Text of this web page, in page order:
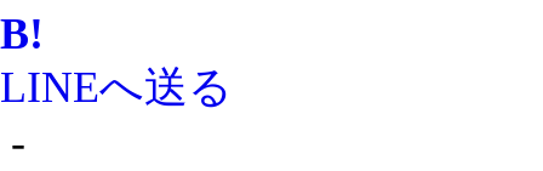
B!
LINEへ送る
-